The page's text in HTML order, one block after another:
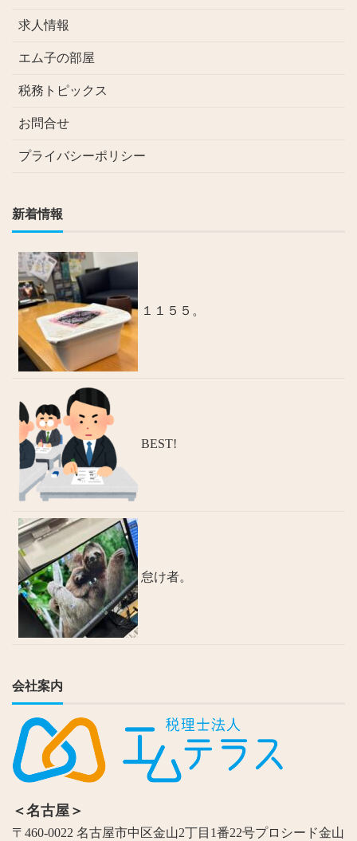
求人情報
エム子の部屋
税務トピックス
お問合せ
プライバシーポリシー
新着情報
１１５５。
BEST!
怠け者。
会社案内
＜名古屋＞
〒460-0022 名古屋市中区金山2丁目1番22号プロシード金山